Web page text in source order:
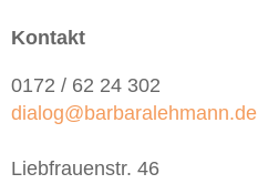
Kontakt
0172 / 62 24 302
dialog@barbaralehmann.de
Liebfrauenstr. 46